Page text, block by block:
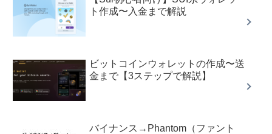
ト作成〜入金まで解説
ビットコインウォレットの作成〜送
金まで【3ステップで解説】
バイナンス→Phantom（ファント